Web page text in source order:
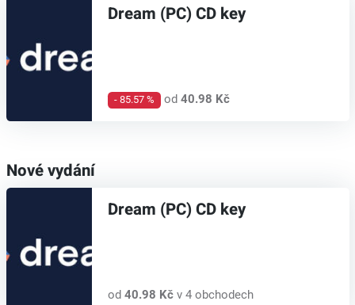
Dream (PC) CD key
- 85.57 % od40.98 Kč
Nové vydání
Dream (PC) CD key
od 40.98 Kčv 4 obchodech